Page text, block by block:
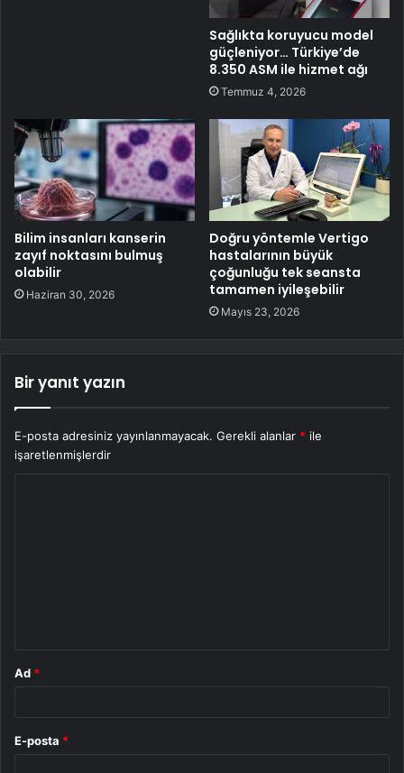
Sağlıkta koruyucu model
güçleniyor… Türkiye’de
8.350 ASM ile hizmet ağı
Temmuz 4, 2026
Bilim insanları kanserin
zayıf noktasını bulmuş
olabilir
Haziran 30, 2026
Doğru yöntemle Vertigo
hastalarının büyük
çoğunluğu tek seansta
tamamen iyileşebilir
Mayıs 23, 2026
Bir yanıt yazın
E-posta adresiniz yayınlanmayacak. Gerekli alanlar * ile
işaretlenmişlerdir
Ad *
E-posta *